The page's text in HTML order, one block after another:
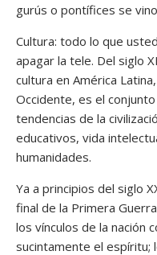
gurús o pontífices se
Cultura: todo lo que
apagar la tele. Del siglo
cultura en América
Occidente, es el
tendencias de la
educativos, vida
humanidades.
Ya a principios del siglo
final de la Primera
los vínculos de la nación
sucintamente el espíritu;